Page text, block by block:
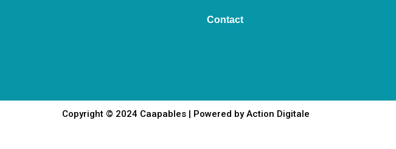
Contact
Copyright © 2024 Caapables | Powered by Action Digitale